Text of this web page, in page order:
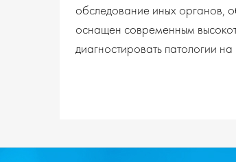
обследование иных органов,
оснащен современным
диагностировать патологии